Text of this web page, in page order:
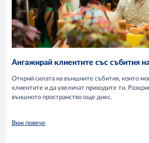
Ангажирай клиентите със събития
Открий силата на външните събития, които
клиентите и да увеличат приходите ти.
външното пространство още днес.
Виж повече